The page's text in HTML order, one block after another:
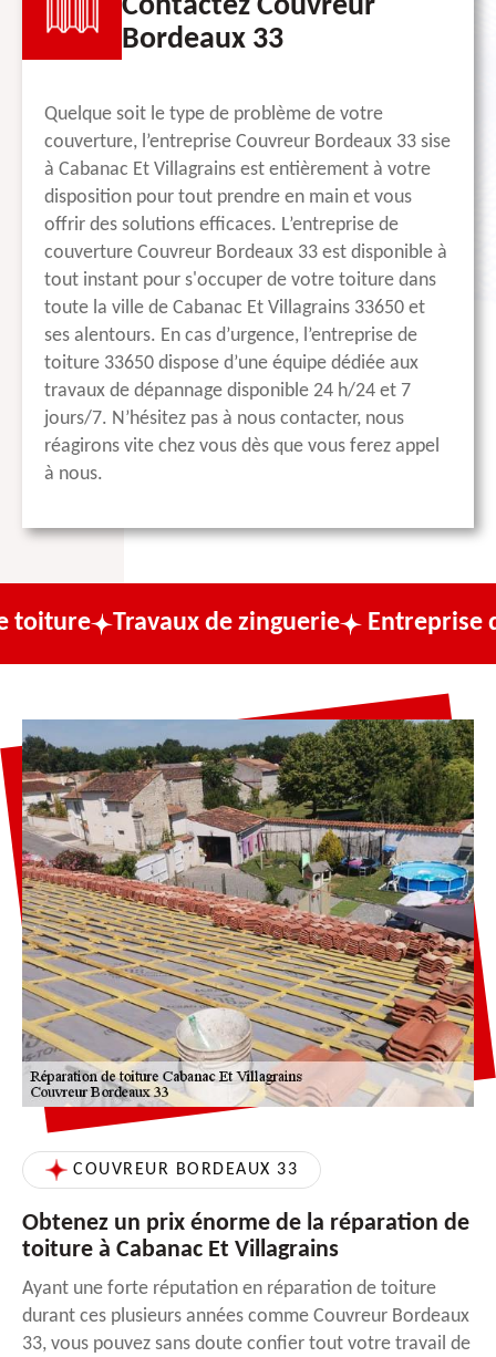
Contactez Couvreur
Bordeaux 33
Quelque soit le type de problème de votre
couverture, l’entreprise Couvreur Bordeaux 33 sise
à Cabanac Et Villagrains est entièrement à votre
disposition pour tout prendre en main et vous
offrir des solutions efficaces. L’entreprise de
couverture Couvreur Bordeaux 33 est disponible à
tout instant pour s'occuper de votre toiture dans
toute la ville de Cabanac Et Villagrains 33650 et
ses alentours. En cas d’urgence, l’entreprise de
toiture 33650 dispose d’une équipe dédiée aux
travaux de dépannage disponible 24 h/24 et 7
jours/7. N’hésitez pas à nous contacter, nous
réagirons vite chez vous dès que vous ferez appel
à nous.
de zinguerie Entreprise de
COUVREUR BORDEAUX 33
Obtenez un prix énorme de la réparation de
toiture à Cabanac Et Villagrains
Ayant une forte réputation en réparation de toiture
durant ces plusieurs années comme Couvreur Bordeaux
33, vous pouvez sans doute confier tout votre travail de